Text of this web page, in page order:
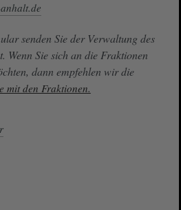
senden Sie der Verwaltung des
Wenn Sie sich an die Fraktionen
dann empfehlen wir die
mit den Fraktionen.